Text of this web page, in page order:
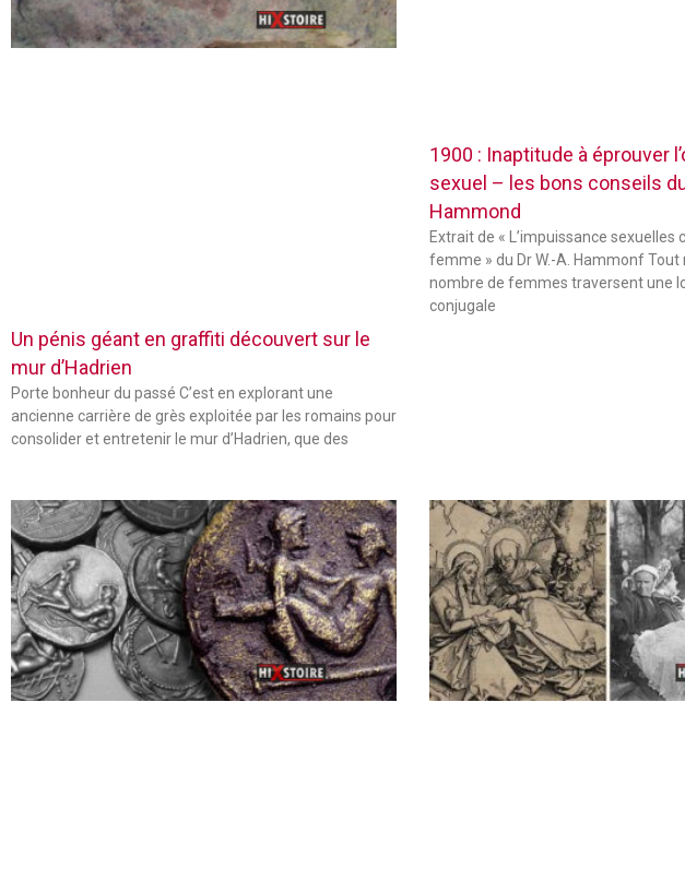
Un pénis géant en graffiti découvert sur le
mur d’Hadrien
Porte bonheur du passé C’est en explorant une
ancienne carrière de grès exploitée par les romains pour
consolider et entretenir le mur d’Hadrien, que des
1900 : Inaptitude à éprouver
sexuel – les bons conseils du
Hammond
Extrait de « L’impuissance sexuelles
femme » du Dr W.-A. Hammonf Tout
nombre de femmes traversent une
conjugale